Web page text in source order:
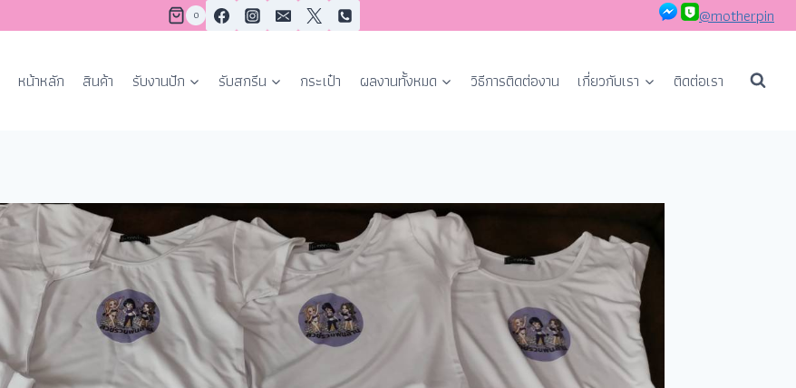
0 @motherpin
หน้าหลัก สินค้า รับงานปัก รับสกรีน กระเป๋า ผลงานทั้งหมด วิธีการติดต่องาน เกี่ยวกับเรา ติดต่อเรา